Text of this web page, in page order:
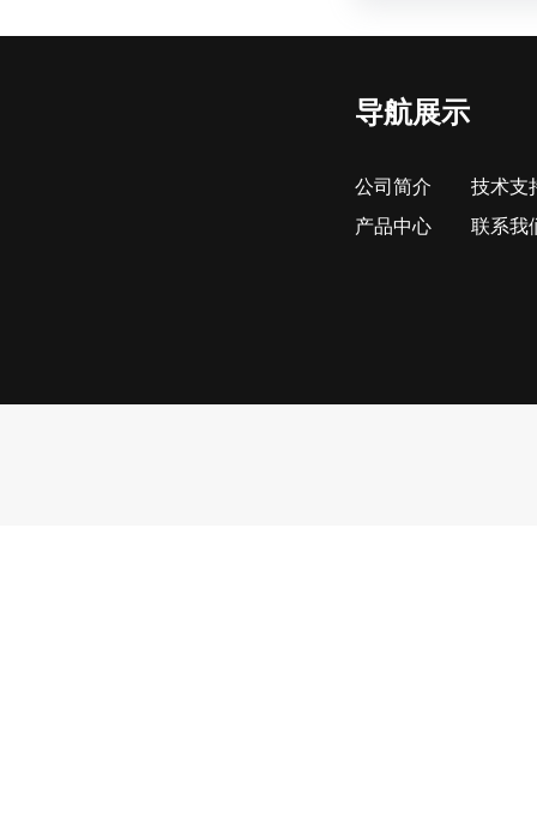
公司简介
产品中心
导航展示
技术支
联系我